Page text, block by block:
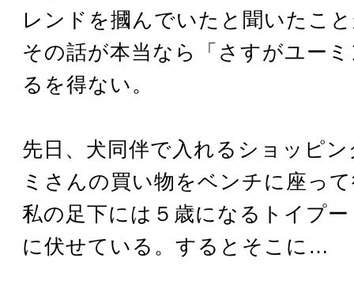
レンドを摑んでいたと聞いたこ
その話が本当なら「さすがユー
るを得ない。
先日、犬同伴で入れるショッピ
ミさんの買い物をベンチに座っ
私の足下には５歳になるトイプ
に伏せている。するとそこに…